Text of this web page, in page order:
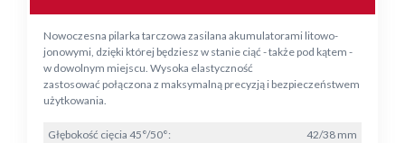
Nowoczesna pilarka tarczowa zasilana akumulatorami litowo-
jonowymi, dzięki której będziesz w stanie ciąć - także pod kątem -
w dowolnym miejscu. Wysoka elastyczność
zastosować połączona z maksymalną precyzją i bezpieczeństwem
użytkowania.
Głębokość cięcia 45°/50°: 42/38 mm